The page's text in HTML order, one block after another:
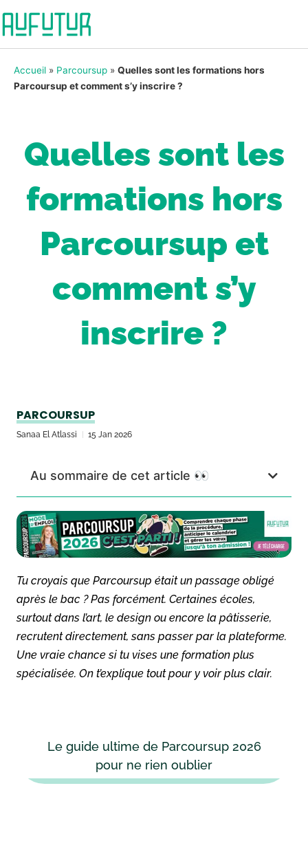
Accueil » Parcoursup » Quelles sont les formations hors
Parcoursup et comment s’y inscrire ?
Quelles sont les
formations hors
Parcoursup et
comment s’y
inscrire ?
PARCOURSUP
Sanaa El Atlassi 15 Jan 2026
Au sommaire de cet article 👀
Tu croyais que Parcoursup était un passage obligé
après le bac ? Pas forcément. Certaines écoles,
surtout dans l’art, le design ou encore la pâtisserie,
recrutent directement, sans passer par la plateforme.
Une vraie chance si tu vises une formation plus
spécialisée. On t’explique tout pour y voir plus clair.
Le guide ultime de Parcoursup 2026
pour ne rien oublier